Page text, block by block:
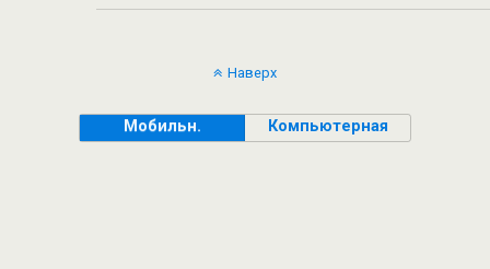
Наверх
Мобильн. Компьютерная